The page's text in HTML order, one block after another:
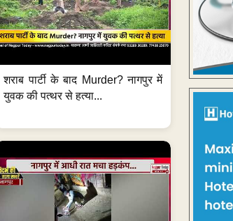
शराब पार्टी के बाद Murder? नागपुर में
युवक की पत्थर से हत्या...